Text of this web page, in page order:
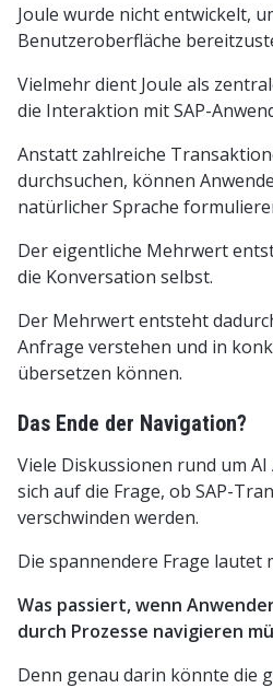
Joule wurde nicht entwickelt,
Benutzeroberfläche
Vielmehr dient Joule als
die Interaktion mit SAP-
Anstatt zahlreiche
durchsuchen, können
natürlicher Sprache
Der eigentliche Mehrwert
die Konversation selbst.
Der Mehrwert entsteht
Anfrage verstehen und in
übersetzen können.
Das Ende der Navigation?
Viele Diskussionen rund um
sich auf die Frage, ob SAP-
verschwinden werden.
Die spannendere Frage lautet
Was passiert, wenn
durch Prozesse navigieren
Denn genau darin könnte die